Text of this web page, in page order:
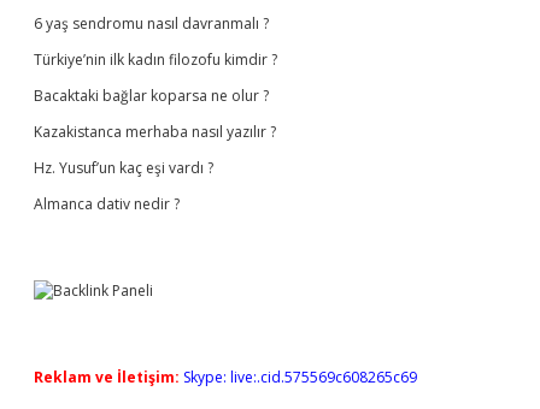
6 yaş sendromu nasıl davranmalı ?
Türkiye’nin ilk kadın filozofu kimdir ?
Bacaktaki bağlar koparsa ne olur ?
Kazakistanca merhaba nasıl yazılır ?
Hz. Yusuf’un kaç eşi vardı ?
Almanca dativ nedir ?
Reklam ve İletişim: Skype: live:.cid.575569c608265c69